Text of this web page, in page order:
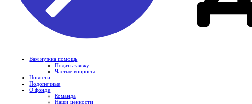
Вам нужна помощь
Подать заявку
Частые вопросы
Новости
Подопечные
О фонде
Команда
Наши ценности